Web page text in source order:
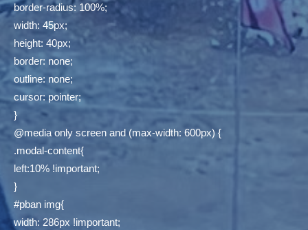
border-radius: 100%;
width: 45px;
height: 40px;
border: none;
outline: none;
cursor: pointer;
}
@media only screen and (max-width: 600px) {
.modal-content{
left:10% !important;
}
#pban img{
width: 286px !important;